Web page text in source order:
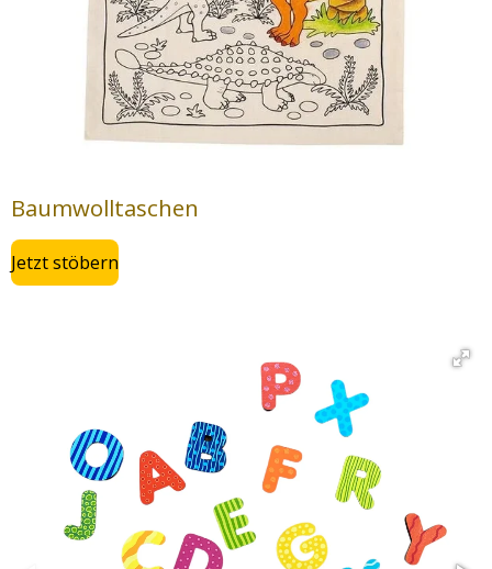
Baumwolltaschen
Jetzt stöbern